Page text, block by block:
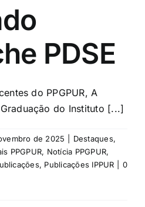
PDSE
do PPGPUR, A
do Instituto [...]
de 2025 Destaques,
PPGPUR, Notícia PPGPUR,
, Publicações IPPUR
0